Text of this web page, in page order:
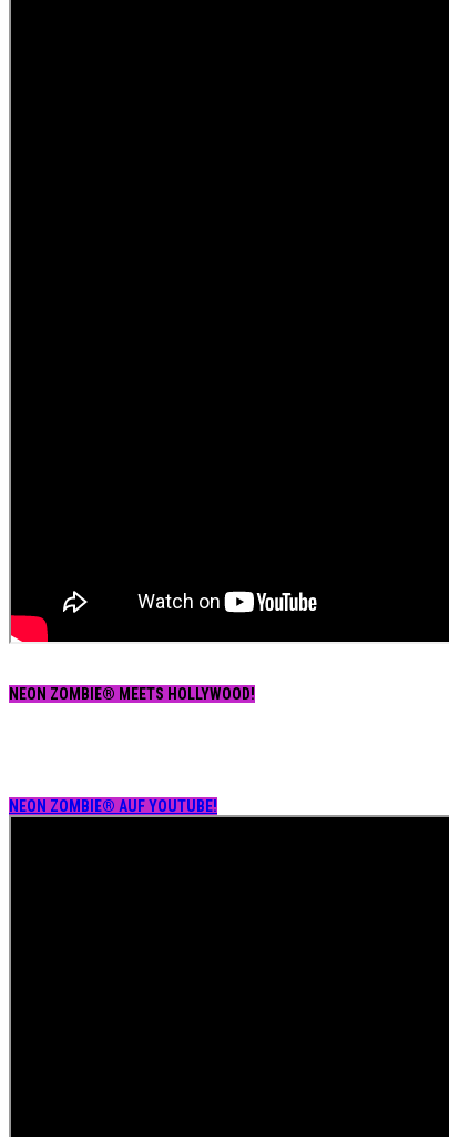
NEON ZOMBIE® MEETS HOLLYWOOD!
NEON ZOMBIE® AUF YOUTUBE!